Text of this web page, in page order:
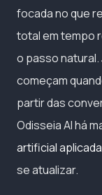
focada no que
total em tempo
o passo natural.
começam
partir das
Odisseia AI há
artificial
se atualizar.